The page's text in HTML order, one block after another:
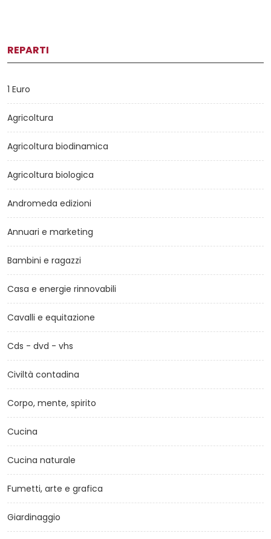
REPARTI
1 Euro
Agricoltura
Agricoltura biodinamica
Agricoltura biologica
Andromeda edizioni
Annuari e marketing
Bambini e ragazzi
Casa e energie rinnovabili
Cavalli e equitazione
Cds - dvd - vhs
Civiltà contadina
Corpo, mente, spirito
Cucina
Cucina naturale
Fumetti, arte e grafica
Giardinaggio